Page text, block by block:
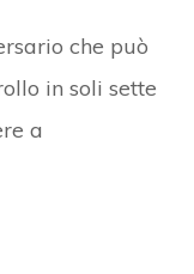
che può
in soli sette
a